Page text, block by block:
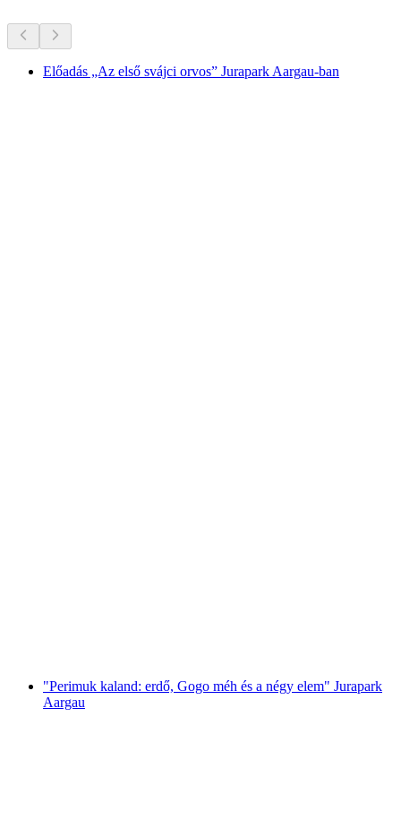
Előadás „Az első svájci orvos” Jurapark Aargau-ban
"Perimuk kaland: erdő, Gogo méh és a négy elem" Jurapark
Aargau